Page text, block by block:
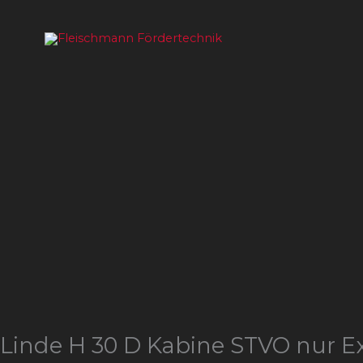
springen
Linde H 30 D Kabine STVO nur